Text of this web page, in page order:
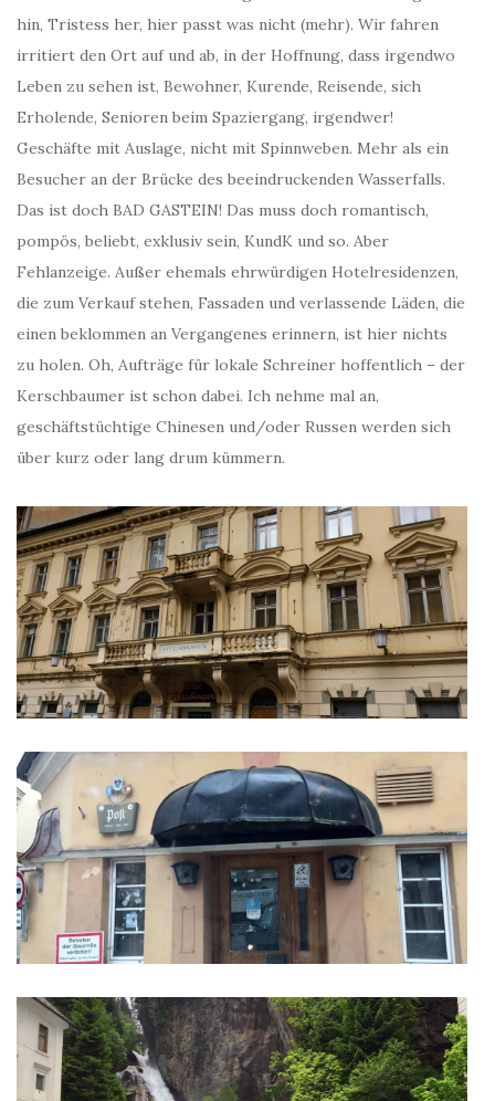
hin, Tristess her, hier passt was nicht (mehr). Wir fahren
irritiert den Ort auf und ab, in der Hoffnung, dass irgendwo
Leben zu sehen ist, Bewohner, Kurende, Reisende, sich
Erholende, Senioren beim Spaziergang, irgendwer!
Geschäfte mit Auslage, nicht mit Spinnweben. Mehr als ein
Besucher an der Brücke des beeindruckenden Wasserfalls.
Das ist doch BAD GASTEIN! Das muss doch romantisch,
pompös, beliebt, exklusiv sein, KundK und so. Aber
Fehlanzeige. Außer ehemals ehrwürdigen Hotelresidenzen,
die zum Verkauf stehen, Fassaden und verlassende Läden, die
einen beklommen an Vergangenes erinnern, ist hier nichts
zu holen. Oh, Aufträge für lokale Schreiner hoffentlich – der
Kerschbaumer ist schon dabei. Ich nehme mal an,
geschäftstüchtige Chinesen und/oder Russen werden sich
über kurz oder lang drum kümmern.